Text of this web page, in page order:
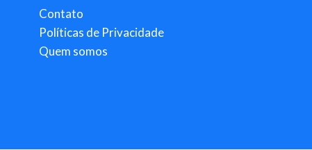
Contato
Políticas de Privacidade
Quem somos